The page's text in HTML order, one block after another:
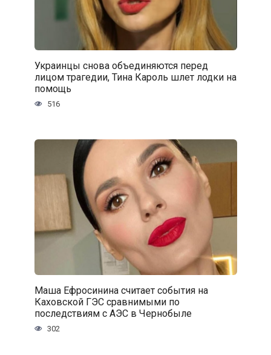
Украинцы снова объединяются перед
лицом трагедии, Тина Кароль шлет лодки на
помощь
516
Маша Ефросинина считает события на
Каховской ГЭС сравнимыми по
последствиям с АЭС в Чернобыле
302